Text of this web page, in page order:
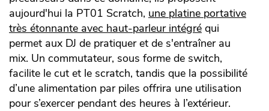
aujourd'hui la PT01 Scratch, une platine portative
très étonnante avec haut-parleur intégré qui
permet aux DJ de pratiquer et de s'entraîner au
mix. Un commutateur, sous forme de switch,
facilite le cut et le scratch, tandis que la possibilité
d’une alimentation par piles offrira une utilisation
pour s’exercer pendant des heures à l’extérieur.